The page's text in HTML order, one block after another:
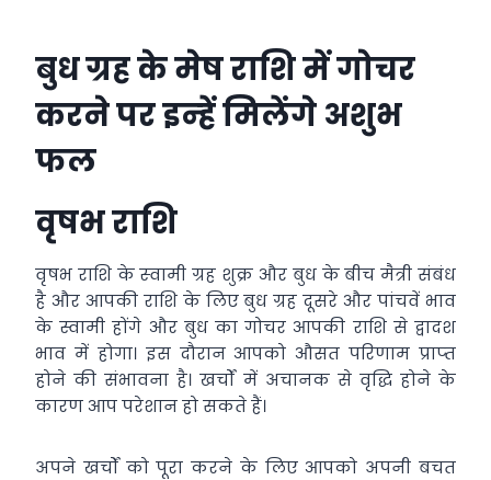
बुध ग्रह के मेष राशि में गोचर
करने पर इन्‍हें मिलेंगे अशुभ
फल
वृषभ राशि
वृषभ राशि के स्‍वामी ग्रह शुक्र और बुध के बीच मैत्री संबंध
है और आपकी राशि के लिए बुध ग्रह दूसरे और पांचवें भाव
के स्वामी होंगे और बुध का गोचर आपकी राशि से द्वादश
भाव में होगा। इस दौरान आपको औसत परिणाम प्राप्‍त
होने की संभावना है। खर्चों में अचानक से वृद्धि होने के
कारण आप परेशान हो सकते हैं।
अपने खर्चों को पूरा करने के लिए आपको अपनी बचत